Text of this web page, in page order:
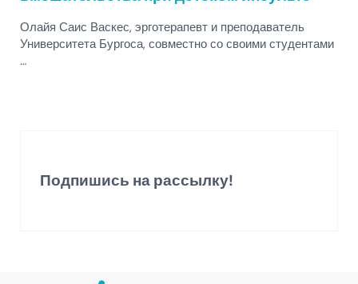
Олайя Саис Васкес, эрготерапевт и преподаватель
Университета Бургоса, совместно со своими студентами
…
Подпишись на рассылку!